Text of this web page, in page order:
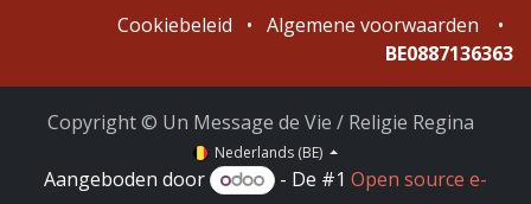
Cookiebeleid • Algemene voorwaarden
•
BE0887136363
Copyright © Un Message de Vie / Religie Regina
Nederlands (BE)
Aangeboden door - De #1 Open source e-